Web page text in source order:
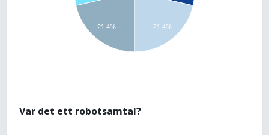
21.4% 21.4%
Var det ett robotsamtal?